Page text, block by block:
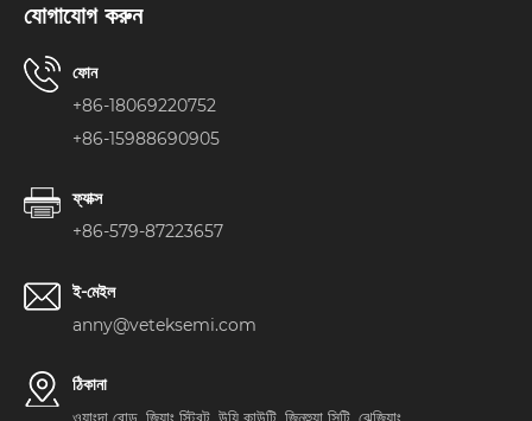
যোগাযোগ করুন
ফোন
+86-18069220752
+86-15988690905
ফ্যাক্স
+86-579-87223657
ই-মেইল
anny@veteksemi.com
ঠিকানা